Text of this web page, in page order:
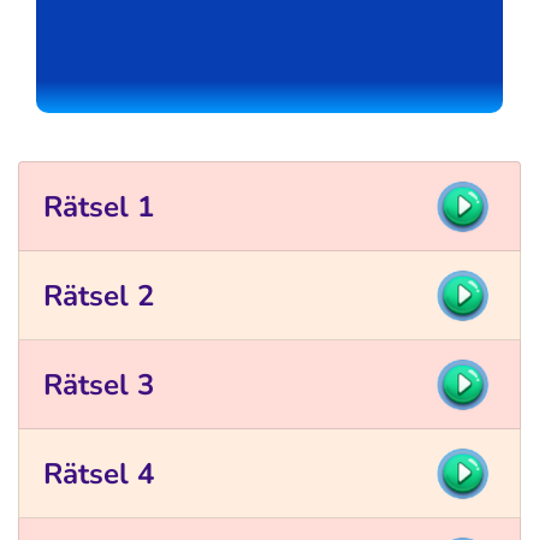
Rätsel 1
Rätsel 2
Rätsel 3
Rätsel 4